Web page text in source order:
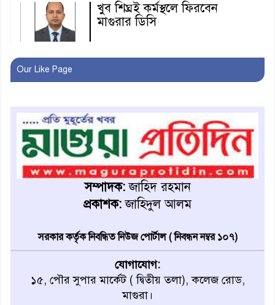
খুব শিঘ্রই কর্মস্থলে ফিরবেন
মাগুরার ডিসি
মহম্মদপুর থানার ওসিকে ক্লোজ
বাবার হাতে বিক্রি টুকটুকি পুলিশের
সহযোগিতায় ফিরলো মায়ের
কোলে
শ্রীপুরে শ্লীলতাহানির অভিযোগে
বিক্ষোভ-সিসি ক্যামেরা ফুটেজ
যাচাইয়ের দাবি অভিযুক্ত শিক্ষকের
মাগুরার কথিত মাদক সম্রাট
আমিরুল গ্রেফতার
মাগুরায় আর্জেন্টিনা ফুটবল
ভক্তদের বর্ণাঢ্য শোভাযাত্রা
Our Like Page
সম্পাদক:জাহিদ রহমান
প্রকাশক:জাহিদুল আলম
সরকার কর্তৃক নিবন্ধিত নিউজ পোর্টাল ( নিবন্ধন নম্বর ১০৭)
যোগাযোগ:
১৫, পৌর সুপার মার্কেট ( দ্বিতীয় তলা), কলেজ রোড,
মাগুরা।